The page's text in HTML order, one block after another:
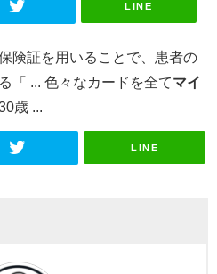
LINE
険証を用いることで、患者の
「 ... 色々なカードを全てマイ
歳 ...
LINE